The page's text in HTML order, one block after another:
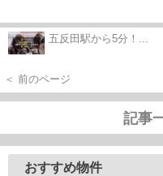
五反田駅から5分！...
＜ 前のページ
記事
おすすめ物件